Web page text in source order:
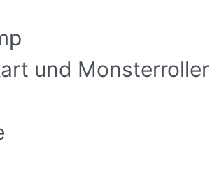
und Monsterroller